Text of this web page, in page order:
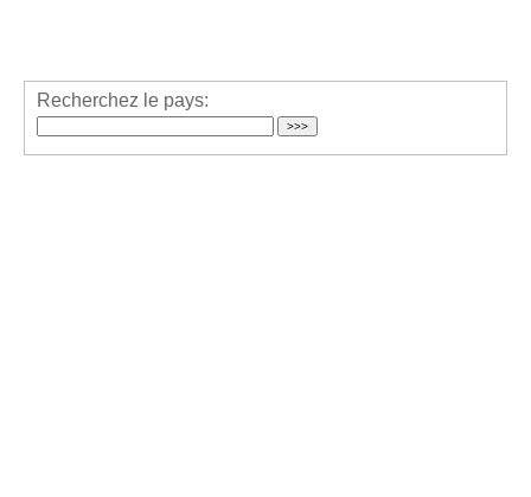
Recherchez le pays: